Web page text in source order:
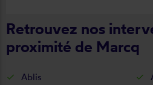
Retrouvez nos
proximité de Marcq
Ablis